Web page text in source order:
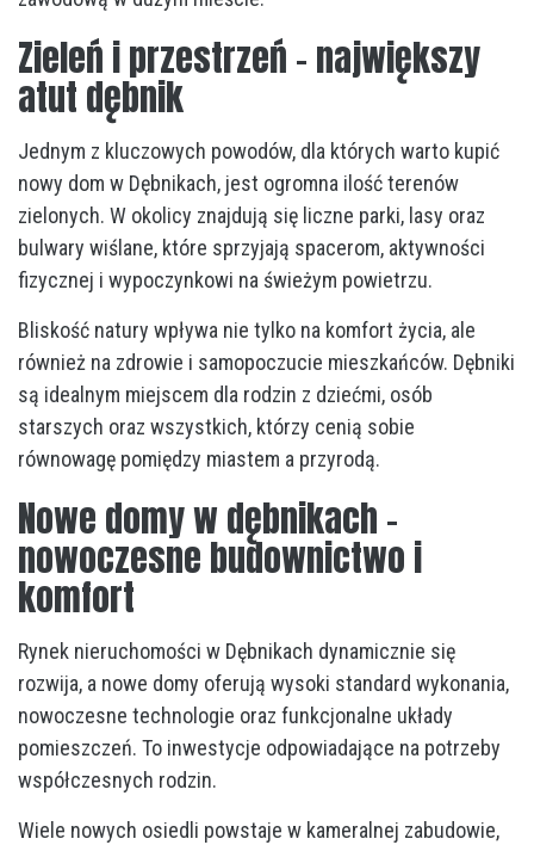
Zieleń i przestrzeń – największy
atut dębnik
Jednym z kluczowych powodów, dla których warto kupić
nowy dom w Dębnikach, jest ogromna ilość terenów
zielonych. W okolicy znajdują się liczne parki, lasy oraz
bulwary wiślane, które sprzyjają spacerom, aktywności
fizycznej i wypoczynkowi na świeżym powietrzu.
Bliskość natury wpływa nie tylko na komfort życia, ale
również na zdrowie i samopoczucie mieszkańców. Dębniki
są idealnym miejscem dla rodzin z dziećmi, osób
starszych oraz wszystkich, którzy cenią sobie
równowagę pomiędzy miastem a przyrodą.
Nowe domy w dębnikach –
nowoczesne budownictwo i
komfort
Rynek nieruchomości w Dębnikach dynamicznie się
rozwija, a nowe domy oferują wysoki standard wykonania,
nowoczesne technologie oraz funkcjonalne układy
pomieszczeń. To inwestycje odpowiadające na potrzeby
współczesnych rodzin.
Wiele nowych osiedli powstaje w kameralnej zabudowie,